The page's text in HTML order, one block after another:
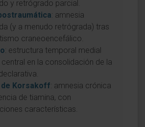
y retrógrado parcial.
: amnesia
(y a menudo retrógrada) tras
craneoencefálico.
: estructura temporal medial
en la consolidación de la
de Korsakoff: amnesia crónica
de tiamina, con
características.